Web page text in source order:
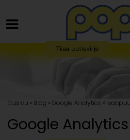
Tilaa uutiskirje
Etusivu » Blog » Google Analytics 4
Google